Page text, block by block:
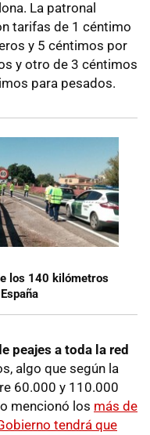
La patronal
tarifas de 1 céntimo
y 5 céntimos por
y otro de 3 céntimos
para pesados.
los 140 kilómetros
peajes a toda la red
algo que según la
60.000 y 110.000
mencionó los más de
tendrá que